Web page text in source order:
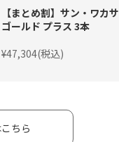
【まとめ割】サン・ワカサ
ゴールド プラス 3本
¥47,304(税込)
ちら